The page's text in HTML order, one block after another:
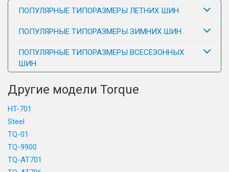
ПОПУЛЯРНЫЕ ТИПОРАЗМЕРЫ ЛЕТНИХ ШИН
ПОПУЛЯРНЫЕ ТИПОРАЗМЕРЫ ЗИМНИХ ШИН
ПОПУЛЯРНЫЕ ТИПОРАЗМЕРЫ ВСЕСЕЗОННЫХ
ШИН
Другие модели Torque
HT-701
Steel
TQ-01
TQ-9900
TQ-AT701